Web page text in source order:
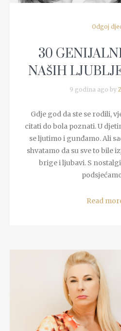
Odgoj
30
NAŠIH
9 godina ago by
Gdje god da ste se rodili,
citati do bola poznati. U
se ljutimo i gunđamo. Ali
shvatamo da su sve to bile
brige i ljubavi. S
Read
READ MORE